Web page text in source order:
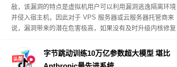
敌，该漏洞的特点是虚拟机用户可以利用漏洞逃逸隔离环境
并侵入宿主机，因此对于 VPS 服务器或云服务器托管商来
说，漏洞带来的潜在危害极高，如果没有及时升级内核修复
字节跳动训练10万亿参数超大模型 堪比